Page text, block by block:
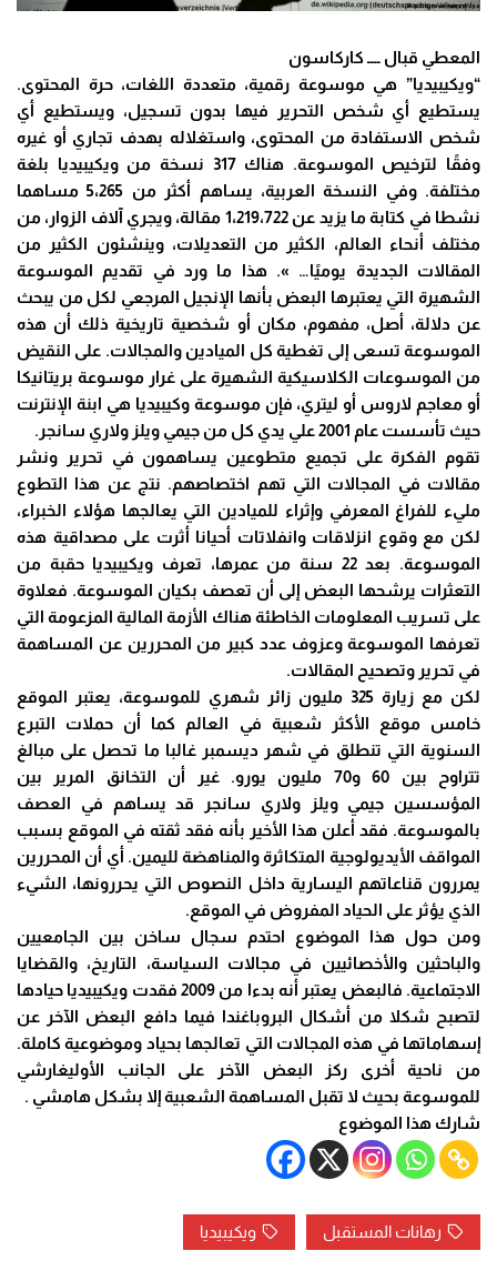
المعطي قبال ــــ كاركاسون
“ويكيبيديا” هي موسوعة رقمية، متعددة اللغات، حرة المحتوى.
يستطيع أي شخص التحرير فيها بدون تسجيل، ويستطيع أي
شخص الاستفادة من المحتوى، واستغلاله بهدف تجاري أو غيره
وفقًا لترخيص الموسوعة. هناك 317 نسخة من ويكيبيديا بلغة
مختلفة. وفي النسخة العربية، يساهم أكثر من 5٬265 مساهما
نشطا في كتابة ما يزيد عن 1٬219٬722 مقالة، ويجري آلاف الزوار، من
مختلف أنحاء العالم، الكثير من التعديلات، وينشئون الكثير من
المقالات الجديدة يوميًا… ». هذا ما ورد في تقديم الموسوعة
الشهيرة التي يعتبرها البعض بأنها الإنجيل المرجعي لكل من يبحث
عن دلالة، أصل، مفهوم، مكان أو شخصية تاريخية ذلك أن هذه
الموسوعة تسعى إلى تغطية كل الميادين والمجالات. على النقيض
من الموسوعات الكلاسيكية الشهيرة على غرار موسوعة بريتانيكا
أو معاجم لاروس أو ليتري، فإن موسوعة وكيبيديا هي ابنة الإنترنت
حيث تأسست عام 2001 علي يدي كل من جيمي ويلز ولاري سانجر.
تقوم الفكرة على تجميع متطوعين يساهمون في تحرير ونشر
مقالات في المجالات التي تهم اختصاصهم. نتج عن هذا التطوع
مليء للفراغ المعرفي وإثراء للميادين التي يعالجها هؤلاء الخبراء،
لكن مع وقوع انزلاقات وانفلاتات أحيانا أثرت على مصداقية هذه
الموسوعة. بعد 22 سنة من عمرها، تعرف ويكيبيديا حقبة من
التعثرات يرشحها البعض إلى أن تعصف بكيان الموسوعة. فعلاوة
على تسريب المعلومات الخاطئة هناك الأزمة المالية المزعومة التي
تعرفها الموسوعة وعزوف عدد كبير من المحررين عن المساهمة
في تحرير وتصحيح المقالات.
لكن مع زيارة 325 مليون زائر شهري للموسوعة، يعتبر الموقع
خامس موقع الأكثر شعبية في العالم كما أن حملات التبرع
السنوية التي تنطلق في شهر ديسمبر غالبا ما تحصل على مبالغ
تتراوح بين 60 و70 مليون يورو. غير أن التخانق المرير بين
المؤسسين جيمي ويلز ولاري سانجر قد يساهم في العصف
بالموسوعة. فقد أعلن هذا الأخير بأنه فقد ثقته في الموقع بسبب
المواقف الأيديولوجية المتكاثرة والمناهضة لليمين. أي أن المحررين
يمررون قناعاتهم اليسارية داخل النصوص التي يحررونها، الشيء
الذي يؤثر على الحياد المفروض في الموقع.
ومن حول هذا الموضوع احتدم سجال ساخن بين الجامعيين
والباحثين والأخصائيين في مجالات السياسة، التاريخ، والقضايا
الاجتماعية. فالبعض يعتبر أنه بدءا من 2009 فقدت ويكيبيديا حيادها
لتصبح شكلا من أشكال البروباغندا فيما دافع البعض الآخر عن
إسهاماتها في هذه المجالات التي تعالجها بحياد وموضوعية كاملة.
من ناحية أخرى ركز البعض الآخر على الجانب الأوليغارشي
للموسوعة بحيث لا تقبل المساهمة الشعبية إلا بشكل هامشي .
شارك هذا الموضوع
رهانات المستقبل ويكيبيديا